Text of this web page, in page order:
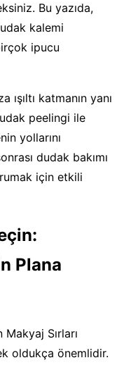
Bu yazıda,
kalemi
ipucu
katmanın yanı
peelingi ile
yollarını
dudak bakımı
için etkili
Plana
Sırları
oldukça önemlidir.